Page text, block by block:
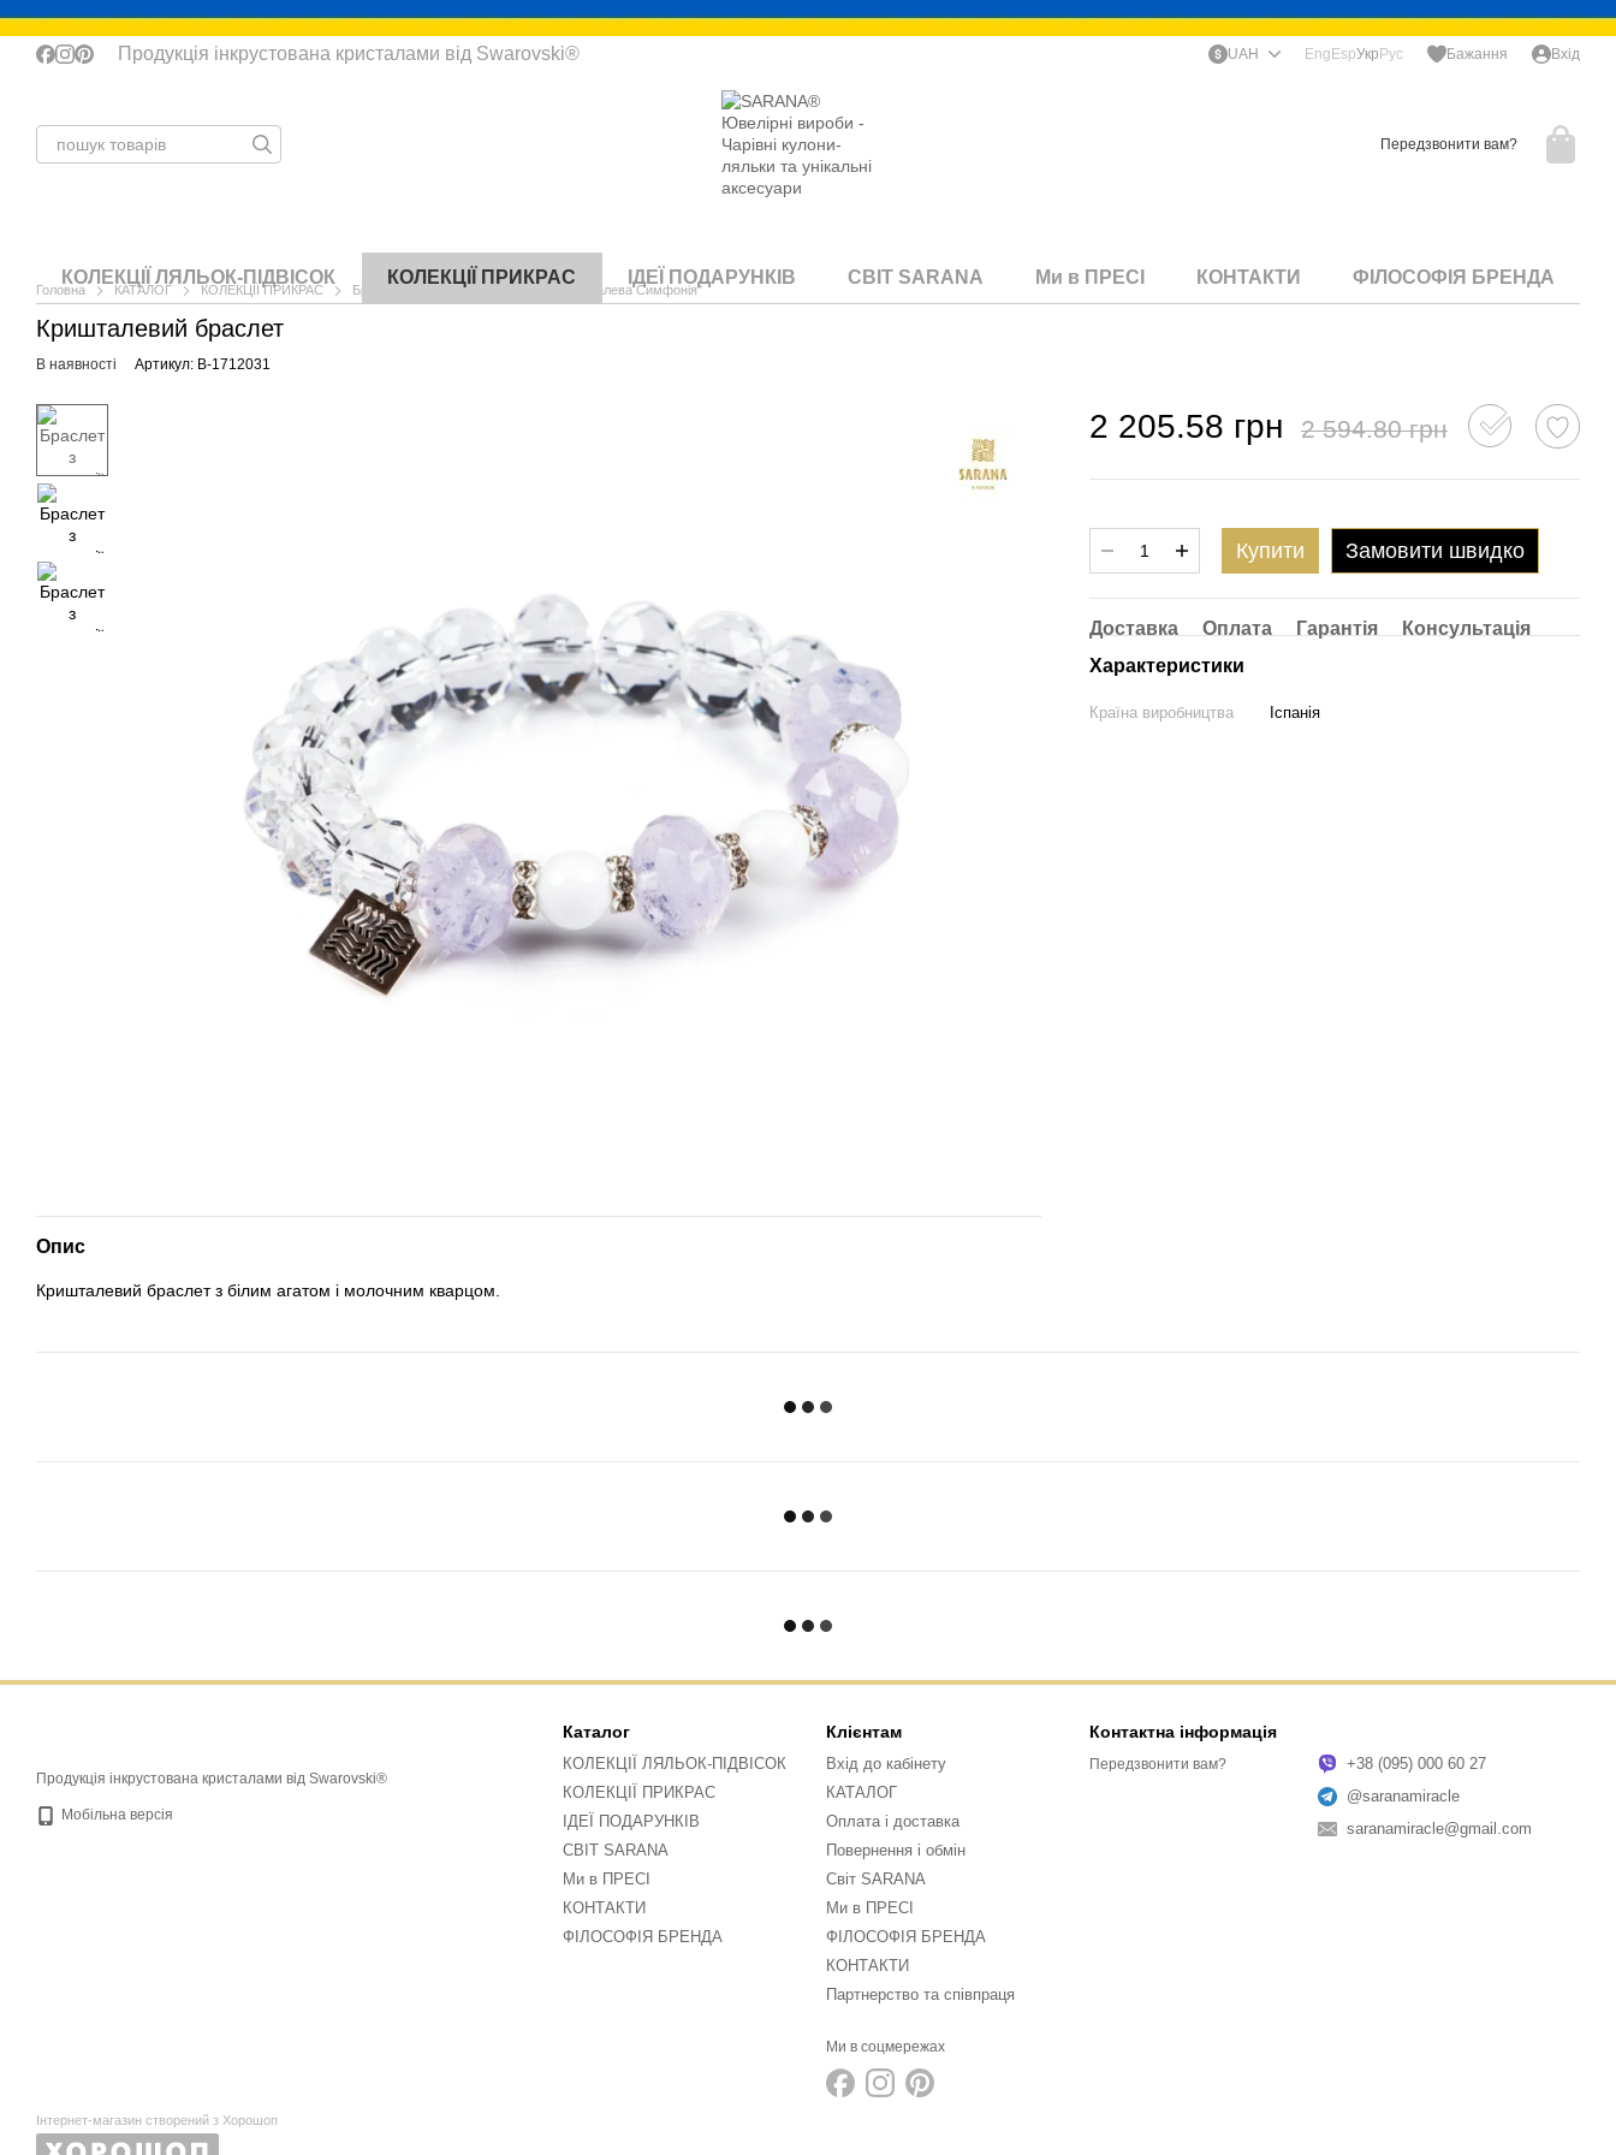
Перейти до основного контенту
Продукція інкрустована кристалами від Swarovski® UAH Eng EspУкр Рус Бажання Вхід
Передзвонити вам?
КОЛЕКЦІЇ ЛЯЛЬОК-ПІДВІСОК КОЛЕКЦІЇ ПРИКРАС ІДЕЇ ПОДАРУНКІВ СВІТ SARANA Ми в ПРЕСІ КОНТАКТИ ФІЛОСОФІЯ БРЕНДА
Головна КАТАЛОГ КОЛЕКЦІЇ ПРИКРАС Браслети Браслет з колекції "Кришталева Симфонія"
Кришталевий браслет
В наявності Артикул: B-1712031
Опис
Кришталевий браслет з білим агатом і молочним кварцом.
2 205.58 грн 2 594.80 грн
Купити Замовити швидко
Доставка Оплата Гарантія
Консультація
Характеристики
Країна виробництва Іспанія
Продукція інкрустована кристалами від Swarovski®
Мобільна версія
Інтернет-магазин створений з Хорошоп
Каталог
КОЛЕКЦІЇ ЛЯЛЬОК-ПІДВІСОК
КОЛЕКЦІЇ ПРИКРАС
ІДЕЇ ПОДАРУНКІВ
СВІТ SARANA
Ми в ПРЕСІ
КОНТАКТИ
ФІЛОСОФІЯ БРЕНДА
Клієнтам
Вхід до кабінету
КАТАЛОГ
Оплата і доставка
Повернення і обмін
Світ SARANA
Ми в ПРЕСІ
ФІЛОСОФІЯ БРЕНДА
КОНТАКТИ
Партнерство та співпраця
Ми в соцмережах
Контактна інформація
Передзвонити вам?
+38 (095) 000 60 27
@saranamiracle
saranamiracle@gmail.com